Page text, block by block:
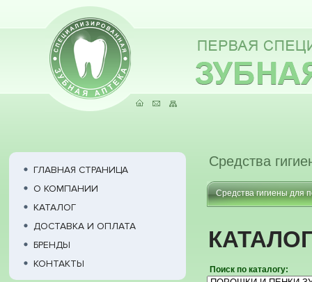
ГЛАВНАЯ СТРАНИЦА
О КОМПАНИИ
КАТАЛОГ
ДОСТАВКА И ОПЛАТА
БРЕНДЫ
КОНТАКТЫ
Средства
Средства гигиены для
Поиск по каталогу: